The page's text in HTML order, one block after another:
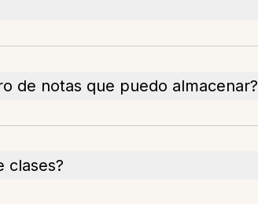
de notas que puedo almacenar?
clases?